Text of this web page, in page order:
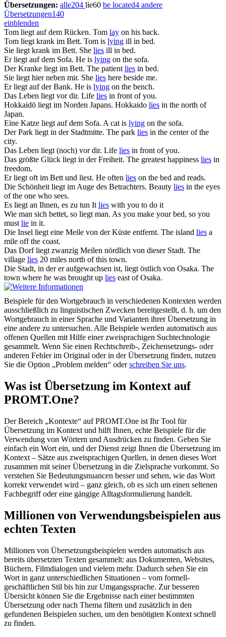
Übersetzungen: alle204 lie60 be located4 andere
Übersetzungen140
einblenden
Tom liegtauf dem Rücken. Tom lay on his back.
Tom liegtkrank im Bett. Tom is lying ill in bed.
Sie liegtkrank im Bett. She lies ill in bed.
Erliegtauf dem Sofa. He is lying on the sofa.
Der Kranke liegtim Bett. The patientlies in bed.
Sie liegthier neben mir. She lies here beside me.
Erliegtauf der Bank. He is lying on the bench.
Das Leben liegtvor dir. Life lies in front of you.
Hokkaidō liegtim Norden Japans. Hokkaido lies in the north of
Japan.
Eine Katze liegtauf dem Sofa. A cat is lying on the sofa.
Der Park liegtin der Stadtmitte. The park lies in the center of the
city.
Das Leben liegt(noch) vor dir. Life lies in front of you.
Das größte Glück liegtin der Freiheit. The greatest happiness lies in
freedom.
Erliegtoft im Bett und liest. He often lies on the bed and reads.
Die Schönheitliegtim Auge des Betrachters. Beauty lies in the eyes
of the one who sees.
Es liegtan Ihnen, es zu tun Itlies with you to do it
Wie man sich bettet, so liegtman. As you make your bed, so you
mustlie in it.
Die Insel liegteine Meile von der Küste entfernt. The island lies a
mile off the coast.
Das Dorfliegtzwanzig Meilen nördlich von dieser Stadt. The
village lies 20 miles north of this town.
Die Stadt, in der er aufgewachsen ist, liegtöstlich von Osaka. The
town where he was brought up lies east of Osaka.
Beispiele für den Wortgebrauch in verschiedenen Kontexten werden
ausschließlich zu linguistischen Zwecken bereitgestellt, d. h. um den
Wortgebrauch in einer Sprache und Varianten ihrer Übersetzung in
eine andere zu untersuchen. Alle Beispiele werden automatisch aus
offenen Quellen mit Hilfe einer zweisprachigen Suchtechnologie
gesammelt. Wenn Sie einen Rechtschreib-, Zeichensetzungs- oder
anderen Fehler im Original oder in der Übersetzung finden, nutzen
Sie die Option „Problem melden“ oderschreiben Sie uns.
Was ist Übersetzung im Kontext auf
PROMT.One?
Der Bereich „Kontexte“ auf PROMT.One ist Ihr Tool für
Übersetzung im Kontext und hilft Ihnen, echte Beispiele für die
Verwendung von Wörtern und Ausdrücken zu finden. Geben Sie
einfach ein Wort ein, und der Dienst zeigt Ihnen die Übersetzung im
Kontext – Sätze aus zweisprachigen Quellen, in denen dieses Wort
zusammen mit seiner Übersetzung in die Zielsprache vorkommt. So
verstehen Sie Bedeutungsnuancen besser und sehen, wie das Wort
korrekt verwendet wird – ganz gleich, ob es sich um einen seltenen
Fachbegriff oder eine gängige Alltagsformulierung handelt.
Millionen von Verwendungsbeispielen aus
echten Texten
Millionen von Übersetzungsbeispielen werden automatisch aus
bereits übersetzten Texten gesammelt: aus Dokumenten, Websites,
Büchern, Filmdialogen und vielem mehr. Dadurch sehen Sie ein
Wort in ganz unterschiedlichen Situationen – vom formell-
geschäftlichen Stil bis hin zur Umgangssprache. Zur besseren
Übersicht können Sie die Ergebnisse nach einer bestimmten
Übersetzung oder nach Thema filtern und zusätzlich in den
gefundenen Beispielen suchen, um den benötigten Kontext schnell
zu finden.